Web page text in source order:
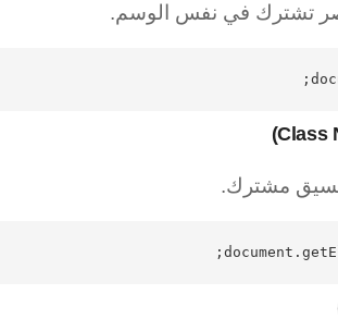
تشترك في نفس الوسم.
مشترك.